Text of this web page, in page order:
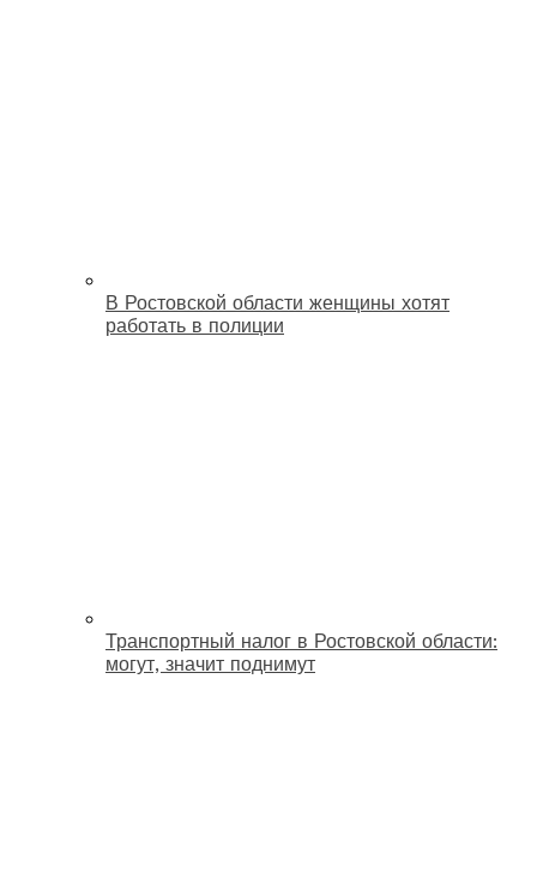
В Ростовской области женщины хотят
работать в полиции
Транспортный налог в Ростовской области:
могут, значит поднимут